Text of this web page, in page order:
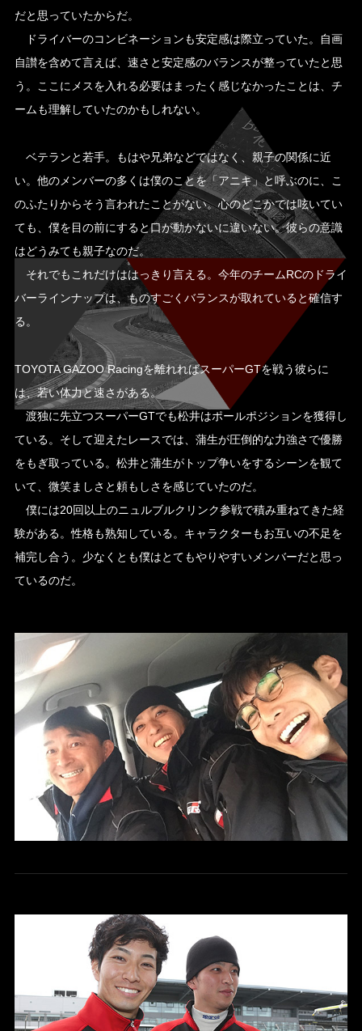
だと思っていたからだ。
ドライバーのコンビネーションも安定感は際立っていた。自画
自讃を含めて言えば、速さと安定感のバランスが整っていたと思
う。ここにメスを入れる必要はまったく感じなかったことは、チ
ームも理解していたのかもしれない。
ベテランと若手。もはや兄弟などではなく、親子の関係に近
い。他のメンバーの多くは僕のことを「アニキ」と呼ぶのに、こ
のふたりからそう言われたことがない。心のどこかでは呟いてい
ても、僕を目の前にすると口が動かないに違いない。彼らの意識
はどうみても親子なのだ。
それでもこれだけははっきり言える。今年のチームRCのドライ
バーラインナップは、ものすごくバランスが取れていると確信す
る。
TOYOTA GAZOO Racingを離れればスーパーGTを戦う彼らに
は、若い体力と速さがある。
渡独に先立つスーパーGTでも松井はポールポジションを獲得し
ている。そして迎えたレースでは、蒲生が圧倒的な力強さで優勝
をもぎ取っている。松井と蒲生がトップ争いをするシーンを観て
いて、微笑ましさと頼もしさを感じていたのだ。
僕には20回以上のニュルブルクリンク参戦で積み重ねてきた経
験がある。性格も熟知している。キャラクターもお互いの不足を
補完し合う。少なくとも僕はとてもやりやすいメンバーだと思っ
ているのだ。